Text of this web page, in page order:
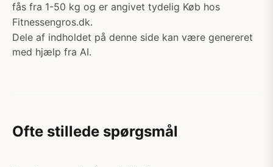
fås fra 1-50 kg og er angivet tydelig Køb hos
Fitnessengros.dk.
Dele af indholdet på denne side kan være genereret
med hjælp fra AI.
Ofte stillede spørgsmål